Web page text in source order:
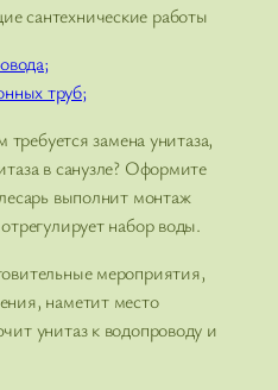
сантехнические работы
труб;
требуется замена унитаза,
в санузле? Оформите
выполнит монтаж
набор воды.
мероприятия,
наметит место
унитаз к водопроводу и